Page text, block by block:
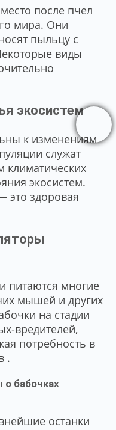
после пчел
мира. Они
пыльцу с
виды
экосистем
к изменениям
служат
экосистем.
это здоровая
питаются многие
мышей и других
на стадии
вредителей,
потребность в
.
бабочках
останки